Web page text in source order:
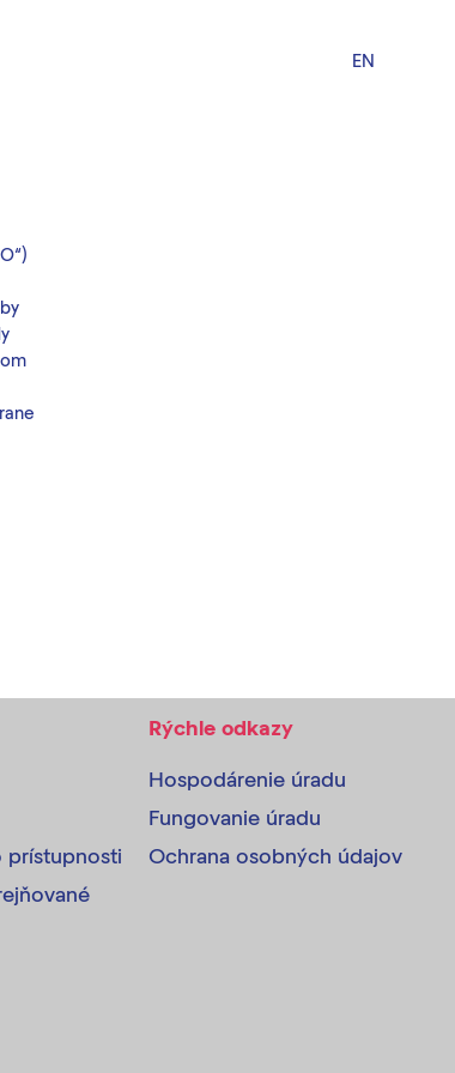
EN
prístupnosti
Rýchle odkazy
Hospodárenie úradu
Fungovanie úradu
Ochrana osobných údajov